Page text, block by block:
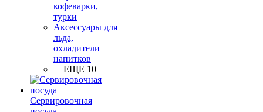
кофеварки,
турки
Аксессуары для
льда,
охладители
напитков
+ ЕЩЕ 10
Сервировочная